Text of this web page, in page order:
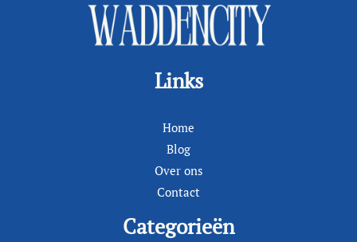
Links
Home
Blog
Over ons
Contact
Categorieën